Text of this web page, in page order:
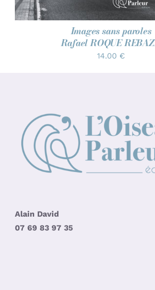
Images sans paroles
Rafael ROQUE
14.00 €
Alain David
07 69 83 97 35